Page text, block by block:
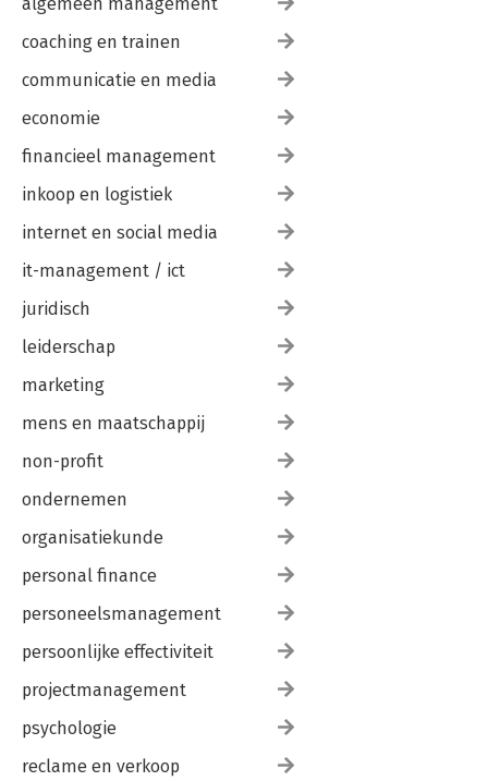
Register 289
algemeen management
coaching en trainen
communicatie en media
economie
financieel management
inkoop en logistiek
internet en social media
it-management / ict
juridisch
leiderschap
marketing
mens en maatschappij
non-profit
ondernemen
organisatiekunde
personal finance
personeelsmanagement
persoonlijke effectiviteit
projectmanagement
psychologie
reclame en verkoop